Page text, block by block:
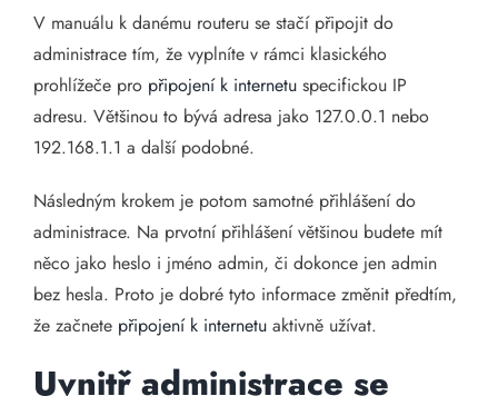
V manuálu k danému routeru se stačí připojit do
administrace tím, že vyplníte v rámci klasického
prohlížeče pro připojení k internetu specifickou IP
adresu. Většinou to bývá adresa jako 127.0.0.1 nebo
192.168.1.1 a další podobné.
Následným krokem je potom samotné přihlášení do
administrace. Na prvotní přihlášení většinou budete mít
něco jako heslo i jméno admin, či dokonce jen admin
bez hesla. Proto je dobré tyto informace změnit předtím,
že začnete připojení k internetu aktivně užívat.
Uvnitř administrace se